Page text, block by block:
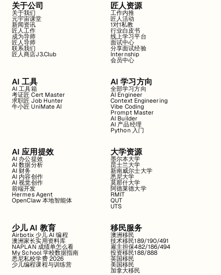
关于公司
关于我们
元宇宙课堂
新闻资讯
匠人工作
成为导师
匠人导师
联系我们
匠人商店J3.Club
匠人资源
工作内推
匠人活动
1对1私教
行业白皮书
线上学习平台
面试中心
分享面试经验
Internship
会员中心
AI 工具
AI 工具箱
考证匠 Cert Master
求职匠 Job Hunter
牛小匠 UniMate AI
AI 学习方向
全部学习方向
AI Engineer
Context Engineering
Vibe Coding
Prompt Master
AI Builder
AI 产品经理
Python 入门
AI 应用提效
AI 办公提效
AI 数据分析
AI 财务
AI 内容创作
AI 视觉创作
前端开发
Hermes Agent
OpenClaw 本地智能体
大学资源
墨尔本大学
昆士兰大学
新南威尔士大学
悉尼大学
莫那什大学
阿德莱德大学
RMIT
QUT
UTS
少儿 AI 教育
Airbotix 少儿 AI 编程
澳洲家长实用资料库
NAPLAN 成绩单怎么看
My School 学校数据指南
悉尼私校学费 2026
少儿编程课程与训练营
移民服务
澳洲移民
技术移民189/190/491
雇主担保482/186/494
投资移民188/888
英国移民
美国移民
加拿大移民